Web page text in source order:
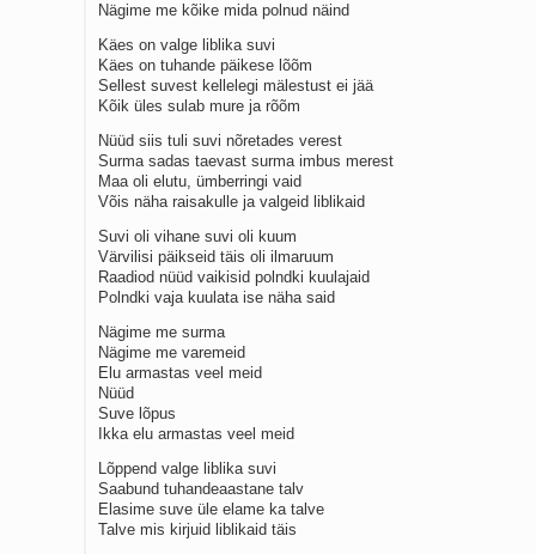
Nägime me kõike mida polnud näind
Käes on valge liblika suvi
Käes on tuhande päikese lõõm
Sellest suvest kellelegi mälestust ei jää
Kõik üles sulab mure ja rõõm
Nüüd siis tuli suvi nõretades verest
Surma sadas taevast surma imbus merest
Maa oli elutu, ümberringi vaid
Võis näha raisakulle ja valgeid liblikaid
Suvi oli vihane suvi oli kuum
Värvilisi päikseid täis oli ilmaruum
Raadiod nüüd vaikisid polndki kuulajaid
Polndki vaja kuulata ise näha said
Nägime me surma
Nägime me varemeid
Elu armastas veel meid
Nüüd
Suve lõpus
Ikka elu armastas veel meid
Lõppend valge liblika suvi
Saabund tuhandeaastane talv
Elasime suve üle elame ka talve
Talve mis kirjuid liblikaid täis